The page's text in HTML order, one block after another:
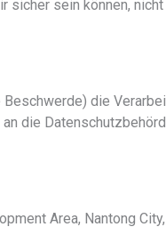
sein können,
die
die
Area, Nantong